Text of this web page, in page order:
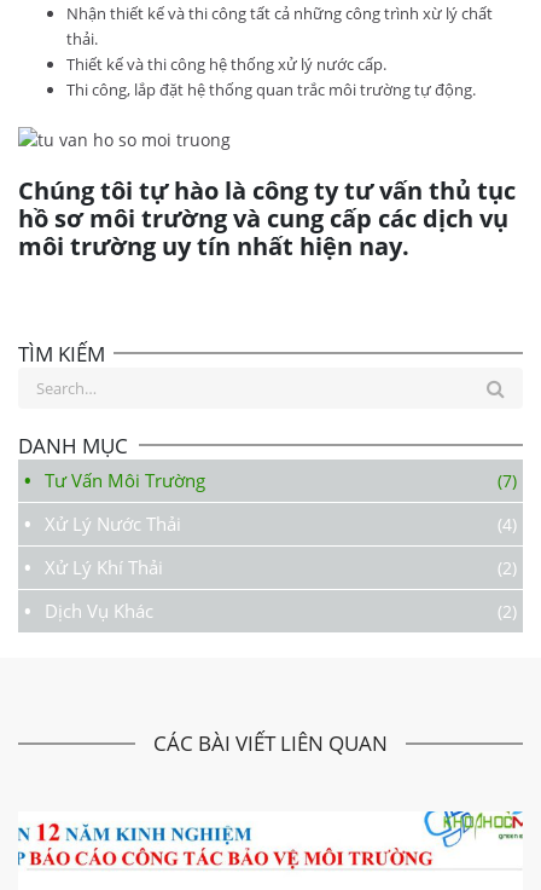
TÌM KIẾM
Search
DANH MỤC
Tư Vấn Môi Trường (7)
Xử Lý Nước Thải (4)
Xử Lý Khí Thải (2)
Dịch Vụ Khác (2)
Nhận thiết kế và thi công tất cả những công trình xừ lý chất
thải.
Thiết kế và thi công hệ thống xử lý nước cấp.
Thi công, lắp đặt hệ thống quan trắc môi trường tự động.
Chúng tôi tự hào là công ty tư vấn thủ tục
hồ sơ môi trường và cung cấp các dịch vụ
môi trường uy tín nhất hiện nay.
CÁC BÀI VIẾT LIÊN QUAN